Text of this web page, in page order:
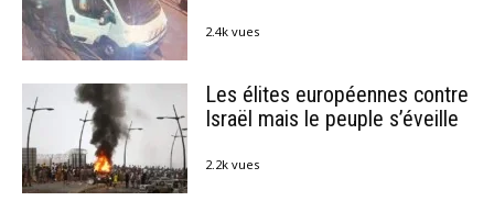
2.4k vues
Les élites européennes contre
Israël mais le peuple s’éveille
2.2k vues